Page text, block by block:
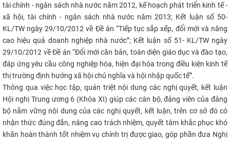
tài chính - ngân sách nhà nước năm 2012, kế hoạch phát triển kinh tế -
xã hội, tài chính - ngân sách nhà nước năm 2013; Kết luận số 50-
KL/TW ngày 29/10/2012 về Đề án “Tiếp tục sắp xếp, đổi mới và nâng
cao hiệu quả doanh nghiệp nhà nước”; Kết luận số 51- KL/TW ngày
29/10/2012 về Đề án “Đổi mới căn bản, toàn diện giáo dục và đào tạo,
đáp ứng yêu cầu công nghiệp hóa, hiện đại hóa trong điều kiện kinh tế
thị trường định hướng xã hội chủ nghĩa và hội nhập quốc tế”.
Thông qua việc học tập, quán triệt nội dung các nghị quyết, kết luận
Hội nghị Trung ương 6 (Khóa XI) giúp các cán bộ, đảng viên của đảng
bộ nắm vững nội dung của các nghị quyết, kết luận, trên cơ sở đó có
nhận thức đúng đắn, nâng cao trách nhiệm, quyết tâm khắc phục khó
khăn hoàn thành tốt nhiệm vụ chính trị được giao, góp phần đưa Nghị